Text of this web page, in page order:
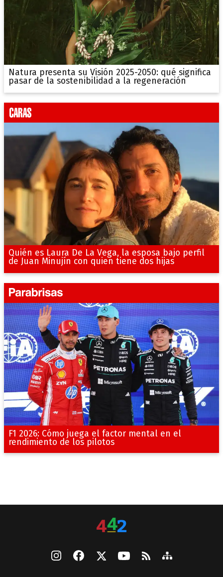
Natura presenta su Visión 2025-2050: qué significa
pasar de la sostenibilidad a la regeneración
Quién es Laura De La Vega, la esposa bajo perfil
de Juan Minujín con quien tiene dos hijas
F1 2026: Cómo juega el factor mental en el
rendimiento de los pilotos